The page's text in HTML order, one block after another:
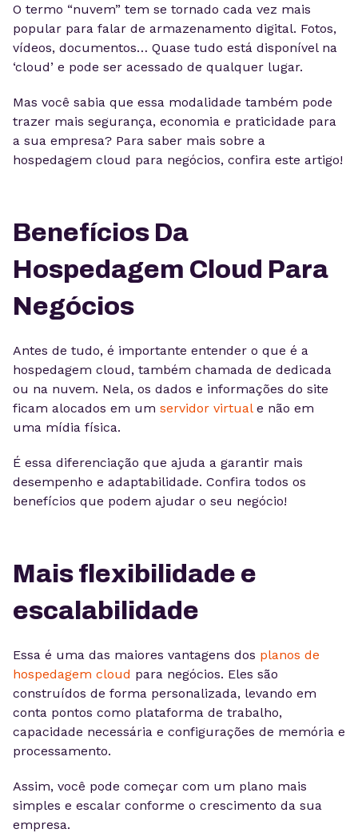
O termo “nuvem” tem se tornado cada vez mais
popular para falar de armazenamento digital. Fotos,
vídeos, documentos… Quase tudo está disponível na
‘cloud’ e pode ser acessado de qualquer lugar.
Mas você sabia que essa modalidade também pode
trazer mais segurança, economia e praticidade para
a sua empresa? Para saber mais sobre a
hospedagem cloud para negócios, confira este artigo!
Benefícios Da
Hospedagem Cloud Para
Negócios
Antes de tudo, é importante entender o que é a
hospedagem cloud, também chamada de dedicada
ou na nuvem. Nela, os dados e informações do site
ficam alocados em um servidor virtuale não em
uma mídia física.
É essa diferenciação que ajuda a garantir mais
desempenho e adaptabilidade. Confira todos os
benefícios que podem ajudar o seu negócio!
Mais flexibilidade e
escalabilidade
Essa é uma das maiores vantagens dos planos de
hospedagem cloud para negócios. Eles são
construídos de forma personalizada, levando em
conta pontos como plataforma de trabalho,
capacidade necessária e configurações de memória e
processamento.
Assim, você pode começar com um plano mais
simples e escalar conforme o crescimento da sua
empresa.